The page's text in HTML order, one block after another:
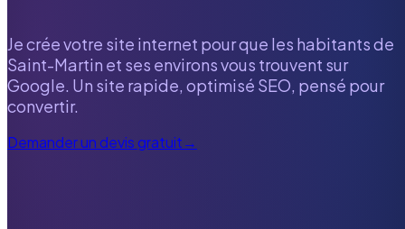
Je crée votre site internet pour que les habitants de
Saint-Martin et ses environs vous trouvent sur
Google. Un site rapide, optimisé SEO, pensé pour
convertir.
Demander un devis gratuit→